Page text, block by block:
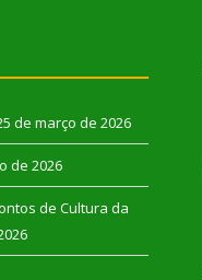
de março de 2026
de 2026
de Cultura da